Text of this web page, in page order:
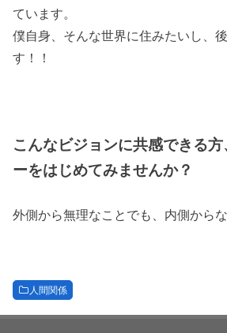
ています。
僕自身、そんな世界に住みたいし、
す！！
こんなビジョンに共感できる
ーをはじめてみませんか？
外側から無理なことでも、内側からな
人間関係